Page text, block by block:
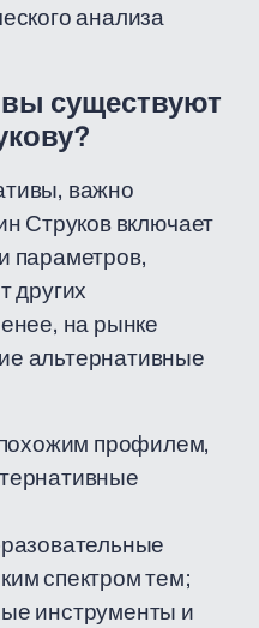
анализа
существуют
важно
Струков включает
параметров,
других
на рынке
альтернативные
профилем,
спектром тем;
инструменты и